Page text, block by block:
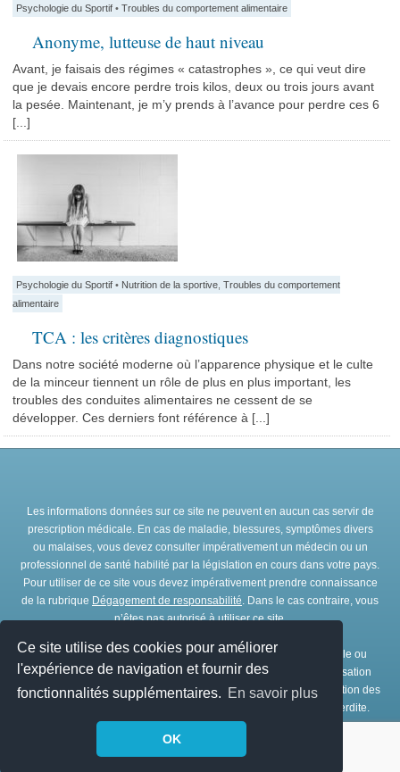
Ce site utilise des cookies pour améliorer
l'expérience de navigation et fournir des
fonctionnalités supplémentaires. En savoir plus
OK
Psychologie du Sportif •Troubles du comportement alimentaire
Anonyme, lutteuse de haut niveau
Avant, je faisais des régimes « catastrophes », ce qui veut dire
que je devais encore perdre trois kilos, deux ou trois jours avant
la pesée. Maintenant, je m’y prends à l’avance pour perdre ces 6
[...]
Psychologie du Sportif • Nutrition de la sportive ,Troubles du comportement
alimentaire
TCA : les critères diagnostiques
Dans notre société moderne où l’apparence physique et le culte
de la minceur tiennent un rôle de plus en plus important, les
troubles des conduites alimentaires ne cessent de se
développer. Ces derniers font référence à [...]
Les informations données sur ce site ne peuvent en aucun cas servir de
prescription médicale. En cas de maladie, blessures, symptômes divers
ou malaises, vous devez consulter impérativement un médecin ou un
professionnel de santé habilité par la législation en cours dans votre pays.
Pour utiliser de ce site vous devez impérativement prendre connaissance
de la rubrique Dégagement de responsabilité. Dans le cas contraire, vous
n’êtes pas autorisé à utiliser ce site.
Toute représentation et/ou reproduction et/ou exploitation partielle ou
totale de ce site, par quelques procédés que ce soit, sans l’autorisation
expresse et préalable de l’association IRBMS est interdite. L’utilisation des
ressources de ce site à des fins commerciales est strictement interdite.
© Copyright 1979 - 2026. Tous droits réservés